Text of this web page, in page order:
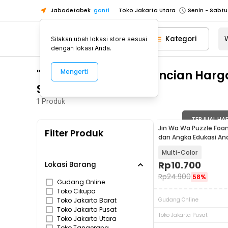
Jabodetabek ganti Toko Jakarta Utara
Toko Tangerang
Toko Cikupa
Pick n Go Jakarta Barat
Senin -
Pick n Go Bekasi
Senin - Jumat
Senin -
Toko Jakarta Utara
Toko Cikupa
Pick n Go Jakarta Barat
Senin -
Senin - Jumat
Senin - Jumat
Kategori
"WA 0812 2782 5310 Rincian
Sawit Boyolali"
1 Produk
Filter Produk
Lokasi Barang
Gudang Online
Toko Cikupa
Toko Jakarta Barat
Toko Jakarta Pusat
Toko Jakarta Utara
TERJUAL
Jin Wa Wa Puzzle
dan Angka Edukasi
Multi-Color
Rp10.700
Rp24.900 58%
Gudang Online
Toko Jakarta Pusat
Silakan ubah lokasi store sesuai
dengan lokasi Anda.
Mengerti